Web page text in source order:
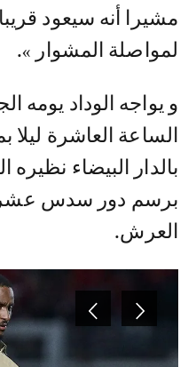
مشيرا أنه سيعود
لمواصلة المشوار ».
و يواجه الوداد يومه
الساعة العاشرة ليلا
بالدار البيضاء
برسم دور سدس عشر
العرش.